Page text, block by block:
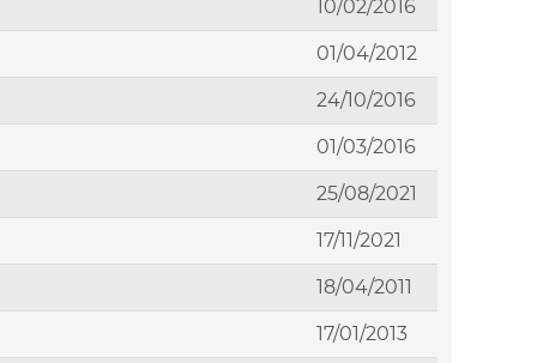
10/02/2016
01/04/2012
24/10/2016
01/03/2016
25/08/2021
17/11/2021
18/04/2011
17/01/2013